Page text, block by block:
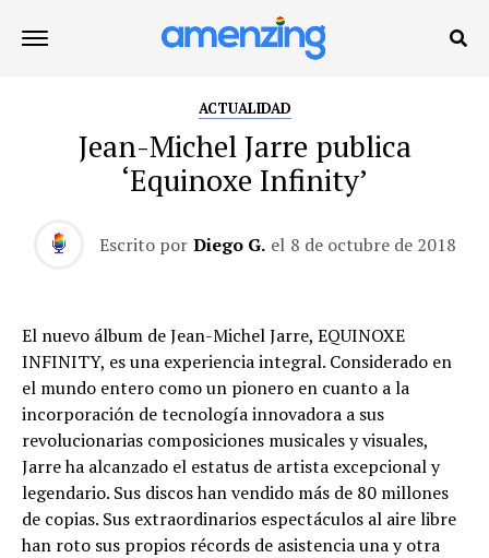
ACTUALIDAD
Jean-Michel Jarre publica
‘Equinoxe Infinity’
Escrito por Diego G. el 8 de octubre de 2018
El nuevo álbum de Jean-Michel Jarre, EQUINOXE
INFINITY, es una experiencia integral. Considerado en
el mundo entero como un pionero en cuanto a la
incorporación de tecnología innovadora a sus
revolucionarias composiciones musicales y visuales,
Jarre ha alcanzado el estatus de artista excepcional y
legendario. Sus discos han vendido más de 80 millones
de copias. Sus extraordinarios espectáculos al aire libre
han roto sus propios récords de asistencia una y otra